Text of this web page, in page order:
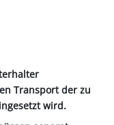
Transport der zu
wird.